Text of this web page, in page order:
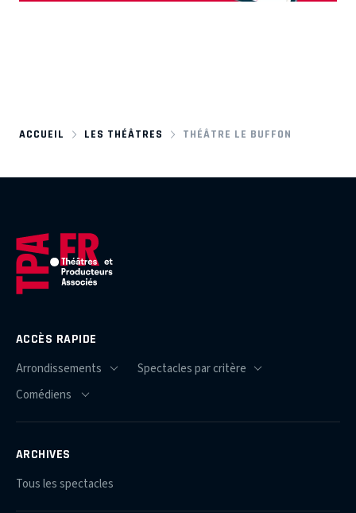
ACCUEIL LES THÉÂTRES THÉÂTRE LE BUFFON
ACCÈS RAPIDE
ARCHIVES
Tous les spectacles